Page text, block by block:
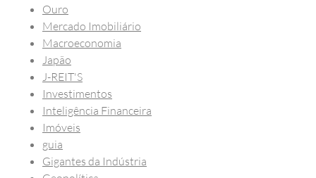
Ouro
Mercado Imobiliário
Macroeconomia
Japão
J-REIT'S
Investimentos
Inteligência Financeira
Imóveis
guia
Gigantes da Indústria